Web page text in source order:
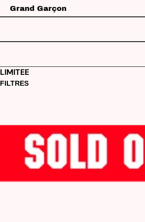
IGNORER ET PASSER AU CONTENU
Grand Garçon
LIMITEE
FILTRES